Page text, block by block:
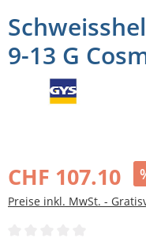
9-13 G
CHF 107.10
Preise inkl. MwSt. -